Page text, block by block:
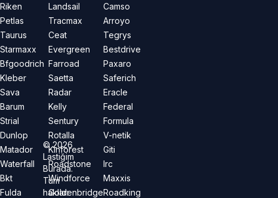
Riken
Petlas
Taurus
Starmaxx
Bfgoodrich
Kleber
Sava
Barum
Strial
Dunlop
Matador
Waterfall
Bkt
Fulda
Landsail
Tracmax
Ceat
Evergreen
Farroad
Saetta
Radar
Kelly
Sentury
Rotalla
Kinforest
Roadstone
Windforce
Goldenbridge
Camso
Arroyo
Tegrys
Bestdrive
Paxaro
Saferich
Eracle
Federal
Formula
V-netik
Giti
Irc
Maxxis
Roadking
©2026
Lastiğim
Burada.
Tüm
hakları